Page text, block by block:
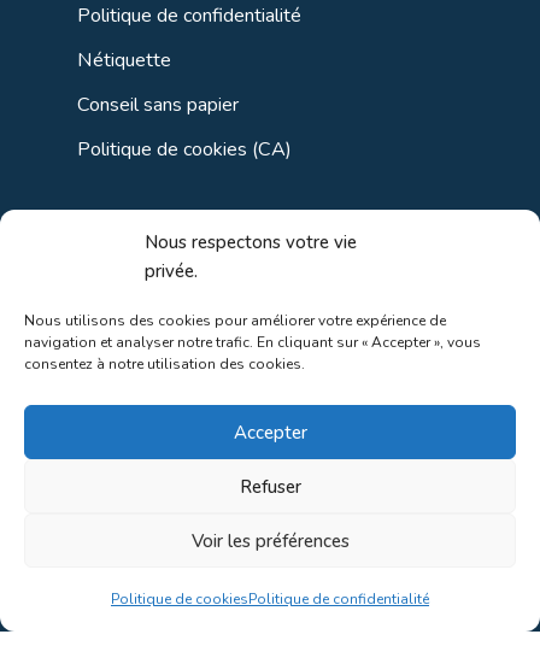
Nous respectons votre vie
privée.
Nous utilisons des cookies pour améliorer votre expérience de
navigation et analyser notre trafic. En cliquant sur « Accepter », vous
consentez à notre utilisation des cookies.
Accepter
Refuser
Voir les préférences
Politique de cookiesPolitique de confidentialité
Politique de confidentialité
Nétiquette
Conseil sans papier
Politique de cookies (CA)
Liens utiles
Liens régionaux
Liens gouvernements
Liens touristiques
Au coeur de la nature!